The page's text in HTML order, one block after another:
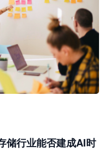
储行业能否建成AI时